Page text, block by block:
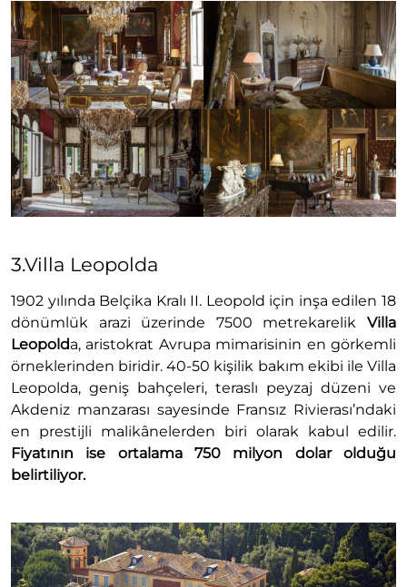
3.Villa Leopolda
1902 yılında Belçika Kralı II. Leopold için inşa edilen 18
dönümlük arazi üzerinde 7500 metrekarelik Villa
Leopolda, aristokrat Avrupa mimarisinin en görkemli
örneklerinden biridir. 40-50 kişilik bakım ekibi ile Villa
Leopolda, geniş bahçeleri, teraslı peyzaj düzeni ve
Akdeniz manzarası sayesinde Fransız Rivierası’ndaki
en prestijli malikânelerden biri olarak kabul edilir.
Fiyatının ise ortalama 750 milyon dolar olduğu
belirtiliyor.